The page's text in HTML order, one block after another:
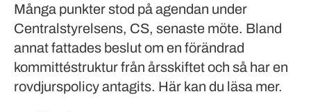
Många punkter stod på agendan under
Centralstyrelsens, CS, senaste möte. Bland
annat fattades beslut om en förändrad
kommittéstruktur från årsskiftet och så har en
rovdjurspolicy antagits. Här kan du läsa mer.